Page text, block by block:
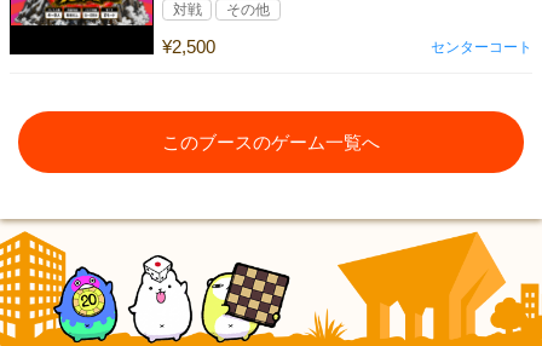
¥2,500
対戦 その他
センターコート
このブースのゲーム一覧へ